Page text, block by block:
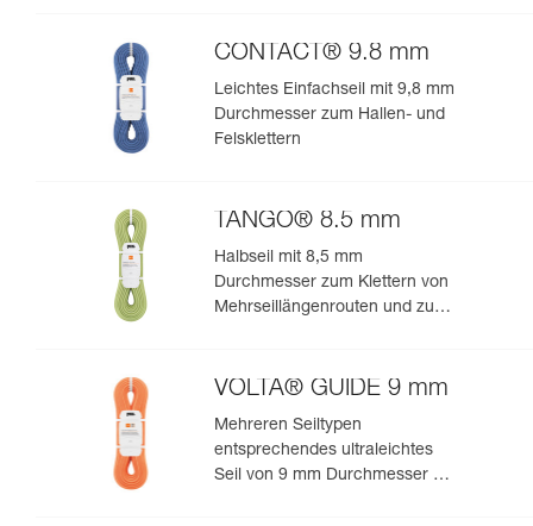
CONTACT® 9.8 mm
Leichtes Einfachseil mit 9,8 mm
Durchmesser zum Hallen- und
Felsklettern
TANGO® 8.5 mm
Halbseil mit 8,5 mm
Durchmesser zum Klettern von
Mehrseillängenrouten und zum
VOLTA® GUIDE 9 mm
Mehreren Seiltypen
entsprechendes ultraleichtes
Seil von 9 mm Durchmesser mit